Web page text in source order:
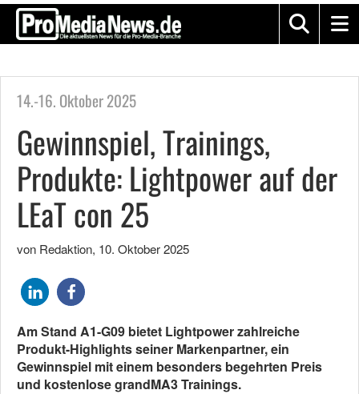
14.-16. Oktober 2025
Gewinnspiel, Trainings,
Produkte: Lightpower auf der
LEaT con 25
von Redaktion, 10. Oktober 2025
Am Stand A1-G09 bietet Lightpower zahlreiche
Produkt-Highlights seiner Markenpartner, ein
Gewinnspiel mit einem besonders begehrten Preis
und kostenlose grandMA3 Trainings.